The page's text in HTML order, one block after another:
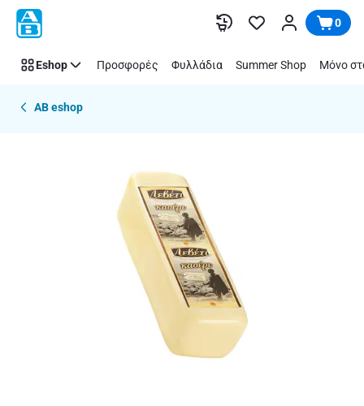
Παράλειψη 0
Eshop Προσφορές Φυλλάδια Summer Shop Μόνο
AB eshop